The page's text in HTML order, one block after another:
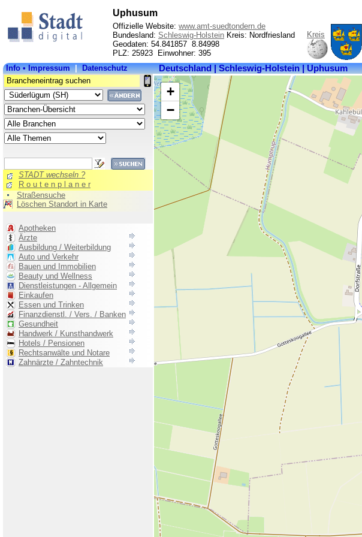
Uphusum
Offizielle Website: www.amt-suedtondern.de
Bundesland: Schleswig-Holstein Kreis: Nordfriesland
Geodaten: 54.841857 8.84998
PLZ: 25923 Einwohner: 395
Kreis